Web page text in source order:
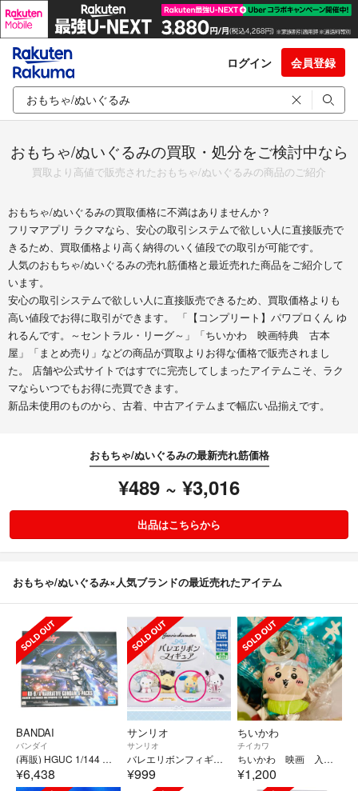
ログイン 会員登録
おもちゃ/ぬいぐるみの買取・処分をご検討中なら
買取より高値で販売されたおもちゃ/ぬいぐるみの商品のご紹介
おもちゃ/ぬいぐるみの買取価格に不満はありませんか？
フリマアプリ ラクマなら、安心の取引システムで欲しい人に直接販売で
きるため、買取価格より高く納得のいく値段での取引が可能です。
人気のおもちゃ/ぬいぐるみの売れ筋価格と最近売れた商品をご紹介して
います。
安心の取引システムで欲しい人に直接販売できるため、買取価格よりも
高い値段でお得に取引ができます。 「【コンプリート】パワプロくん ゆ
れるんです。～セントラル・リーグ～」「ちいかわ 映画特典 古本
屋」「まとめ売り」などの商品が買取よりお得な価格で販売されまし
た。 店舗や公式サイトではすでに完売してしまったアイテムこそ、ラク
マならいつでもお得に売買できます。
新品未使用のものから、古着、中古アイテムまで幅広い品揃えです。
おもちゃ/ぬいぐるみの最新売れ筋価格
¥489 ~ ¥3,016
出品はこちらから
おもちゃ/ぬいぐるみ×人気ブランドの最近売れたアイテム
BANDAI
バンダイ
(再販) HGUC 1/144 ナラティブガンダム A装備 機動戦士ガンダムNT(ナラティブ) プラモデル(5055365) バンダイスピリッツ
¥6,438
サンリオ
サンリオ
バレエリボンフィギュア2
¥999
ちいかわ
チイカワ
ちいかわ 映画 入場特典 古本屋さん カニ
¥1,200